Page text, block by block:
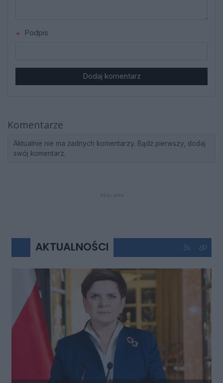
Podpis
Dodaj komentarz
Komentarze
Aktualnie nie ma żadnych komentarzy. Bądź pierwszy, dodaj
swój komentarz.
REKLAMA
AKTUALNOŚCI Kliknij aby
Kliknij